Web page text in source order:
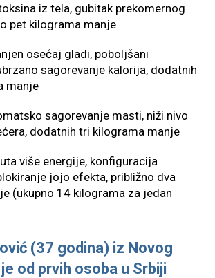
iz tela, gubitak prekomernog
pet kilograma manje
osećaj gladi, poboljšani
sagorevanje kalorija, dodatnih
manje
sagorevanje masti, niži nivo
dodatnih tri kilograma manje
više energije, konfiguracija
jojo efekta, približno dva
(ukupno 14 kilograma za jedan
(37 godina) iz Novog
od prvih osoba u Srbiji